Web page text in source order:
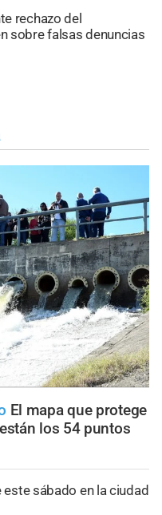
rechazo del
sobre falsas denuncias
El mapa que protege
los 54 puntos
sábado en la ciudad